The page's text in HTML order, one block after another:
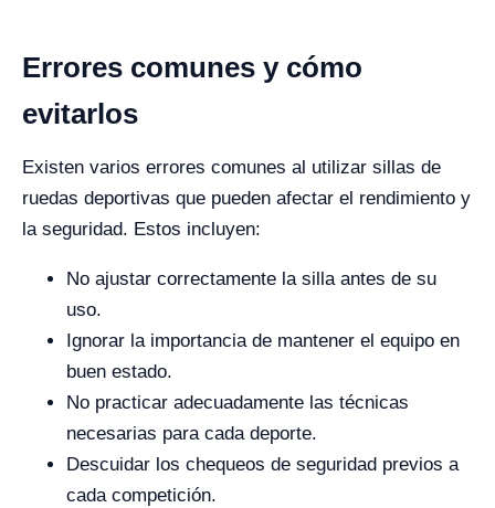
Errores comunes y cómo
evitarlos
Existen varios errores comunes al utilizar sillas de
ruedas deportivas que pueden afectar el rendimiento y
la seguridad. Estos incluyen:
No ajustar correctamente la silla antes de su
uso.
Ignorar la importancia de mantener el equipo en
buen estado.
No practicar adecuadamente las técnicas
necesarias para cada deporte.
Descuidar los chequeos de seguridad previos a
cada competición.